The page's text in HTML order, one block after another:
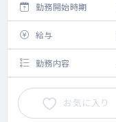
勤務開始時期
給与
勤務内容
お気に入り